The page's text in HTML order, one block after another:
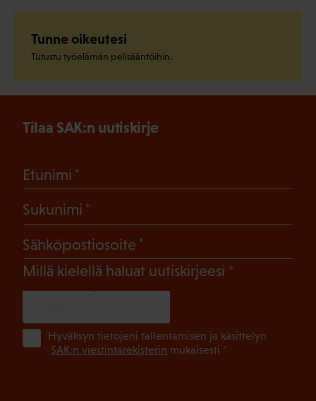
Tunne oikeutesi
Tutustu työelämän pelisääntöihin.
Tilaa SAK:n uutiskirje
Etunimi
Sukunimi
Sähköpostiosoite
Millä kielellä haluat uutiskirjeesi (Pakollinen)
Hyväksyn tietojeni tallentamisen ja käsittelyn
SAK:n viestintärekisterin mukaisesti *